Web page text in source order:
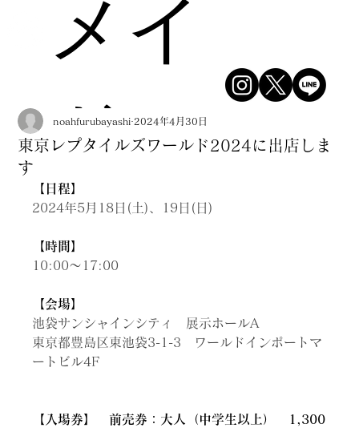
メイ
ドシ
ョッ
プ
東京レプタイルズワールド2024に出店しま
す
noahfurubayashi 2024年4月30日
【日程】
2024年5月18日(土)、19日(日)
【時間】
10:00～17:00
【会場】
池袋サンシャインシティ　展示ホールA
東京都豊島区東池袋3-1-3　ワールドインポートマ
ートビル4F
【入場券】　前売券：大人（中学生以上）　1,300